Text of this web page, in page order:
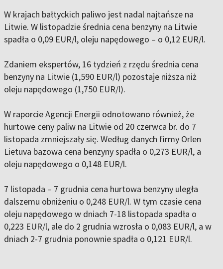
W krajach bałtyckich paliwo jest nadal najtańsze na
Litwie. W listopadzie średnia cena benzyny na Litwie
spadła o 0,09 EUR/l, oleju napędowego – o 0,12 EUR/l.
Zdaniem ekspertów, 16 tydzień z rzędu średnia cena
benzyny na Litwie (1,590 EUR/l) pozostaje niższa niż
oleju napędowego (1,750 EUR/l).
W raporcie Agencji Energii odnotowano również, że
hurtowe ceny paliw na Litwie od 20 czerwca br. do 7
listopada zmniejszały się. Według danych firmy Orlen
Lietuva bazowa cena benzyny spadła o 0,273 EUR/l, a
oleju napędowego o 0,148 EUR/l.
7 listopada – 7 grudnia cena hurtowa benzyny uległa
dalszemu obniżeniu o 0,248 EUR/l. W tym czasie cena
oleju napędowego w dniach 7-18 listopada spadła o
0,223 EUR/l, ale do 2 grudnia wzrosła o 0,083 EUR/l, a w
dniach 2-7 grudnia ponownie spadła o 0,121 EUR/l.